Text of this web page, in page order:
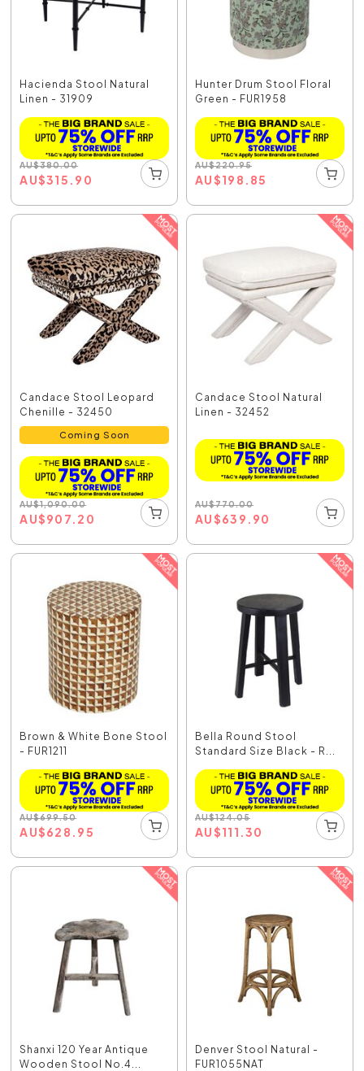
Hacienda Stool Natural
Linen - 31909
AU$380.00
AU$315.90
Hunter Drum Stool Floral
Green - FUR1958
AU$220.95
AU$198.85
Candace Stool Leopard
Chenille - 32450
Coming Soon
AU$1,090.00
AU$907.20
Candace Stool Natural
Linen - 32452
AU$770.00
AU$639.90
Brown & White Bone Stool
- FUR1211
AU$699.50
AU$628.95
Bella Round Stool
Standard Size Black - R...
AU$124.05
AU$111.30
Shanxi 120 Year Antique
Wooden Stool No.4...
Denver Stool Natural -
FUR1055NAT